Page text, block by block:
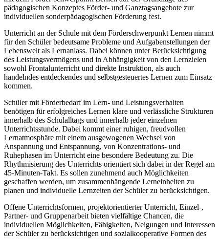
pädagogischen Konzeptes Förder- und Ganztagsangebote zur
individuellen sonderpädagogischen Förderung fest.
Unterricht an der Schule mit dem Förderschwerpunkt Lernen nimmt
für den Schüler bedeutsame Probleme und Aufgabenstellungen der
Lebenswelt als Lernanlass. Dabei können unter Berücksichtigung
des Leistungsvermögens und in Abhängigkeit von den Lernzielen
sowohl Frontalunterricht und direkte Instruktion, als auch
handelndes entdeckendes und selbstgesteuertes Lernen zum Einsatz
kommen.
Schüler mit Förderbedarf im Lern- und Leistungsverhalten
benötigen für erfolgreiches Lernen klare und verlässliche Strukturen
innerhalb des Schulalltags und innerhalb jeder einzelnen
Unterrichtsstunde. Dabei kommt einer ruhigen, freudvollen
Lernatmosphäre mit einem ausgewogenen Wechsel von
Anspannung und Entspannung, von Konzentrations- und
Ruhephasen im Unterricht eine besondere Bedeutung zu. Die
Rhythmisierung des Unterrichts orientiert sich dabei in der Regel am
45-Minuten-Takt. Es sollen zunehmend auch Möglichkeiten
geschaffen werden, um zusammenhängende Lerneinheiten zu
planen und individuelle Lernzeiten der Schüler zu berücksichtigen.
Offene Unterrichtsformen, projektorientierter Unterricht, Einzel-,
Partner- und Gruppenarbeit bieten vielfältige Chancen, die
individuellen Möglichkeiten, Fähigkeiten, Neigungen und Interessen
der Schüler zu berücksichtigen und sozialkooperative Formen des